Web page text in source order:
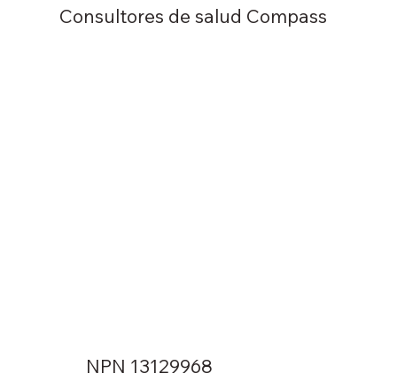
Consultores de salud Compass
NPN 13129968